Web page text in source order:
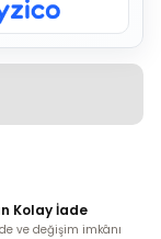
Kolay İade
ve değişim imkânı